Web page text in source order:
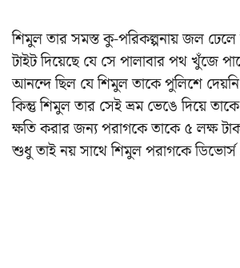
শিমুল তার সমস্ত কু-পরিকল্পনায় জল
টাইট দিয়েছে যে সে পালাবার পথ খুঁজে
আনন্দে ছিল যে শিমুল তাকে পুলিশে
কিন্তু শিমুল তার সেই ভ্রম ভেঙে দিয়ে
ক্ষতি করার জন্য পরাগকে তাকে ৫ লক্ষ
শুধু তাই নয় সাথে শিমুল পরাগকে ডিভোর্স